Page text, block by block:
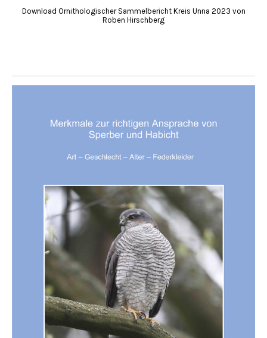
Download Ornithologischer Sammelbericht Kreis Unna 2023 von
Roben Hirschberg